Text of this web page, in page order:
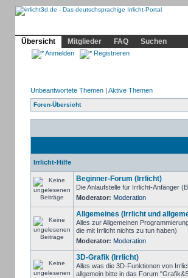
Übersicht
Mitglieder FAQ Suchen
Anmelden Registrieren
Unbeantwortete Themen| Aktive Themen
Foren-Übersicht
Irrlicht-Hilfe
Beginner-Forum (Irrlicht)
Die Anlaufstelle für Irrlicht-Anfänger
Moderator: Moderation
Allgemeines (Irrlicht und
Alles zur Allgemeinen
die mit Irrlicht nichts zu tun haben)
Moderator: Moderation
3D-Grafik (Irrlicht)
Alles was die 3D-Funktionen von
allgemein bitte in das Forum